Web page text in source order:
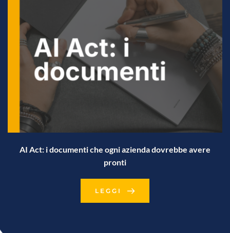
AI Act: i documenti che ogni azienda dovrebbe avere
pronti
LEGGI